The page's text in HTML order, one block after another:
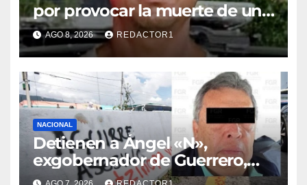
por provocar la muerte de un
adulto mayor
AGO 8, 2026 REDACTOR1
NACIONAL
Detienen a Ángel «N»,
exgobernador de Guerrero,
por el caso Ayotzinapa